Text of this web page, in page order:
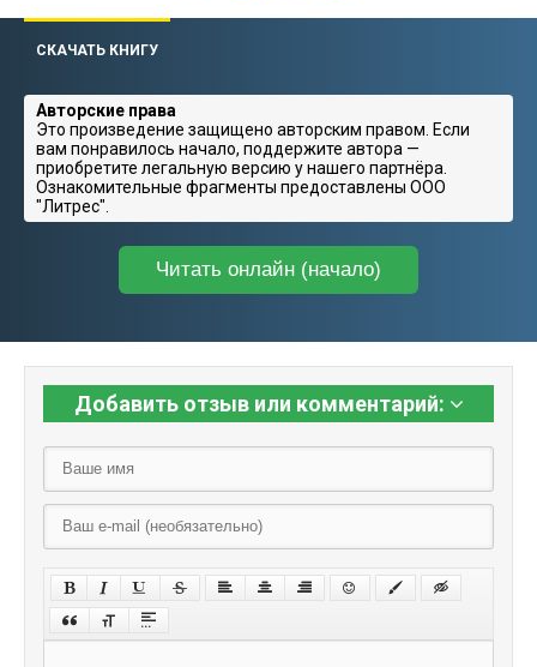
СКАЧАТЬ КНИГУ
Авторские права
Это произведение защищено авторским правом. Если
вам понравилось начало, поддержите автора —
приобретите легальную версию у нашего партнёра.
Ознакомительные фрагменты предоставлены ООО
"Литрес".
Читать онлайн (начало)
Добавить отзыв или комментарий: